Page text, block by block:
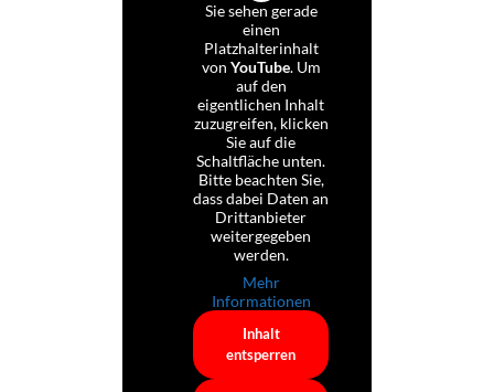
Sie sehen gerade
einen
Platzhalterinhalt
von YouTube. Um
auf den
eigentlichen Inhalt
zuzugreifen, klicken
Sie auf die
Schaltfläche unten.
Bitte beachten Sie,
dass dabei Daten an
Drittanbieter
weitergegeben
werden.
Mehr
Informationen
Inhalt
entsperren